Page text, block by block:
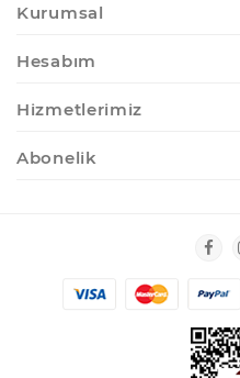
Kurumsal
Hesabım
Hizmetlerimiz
Abonelik